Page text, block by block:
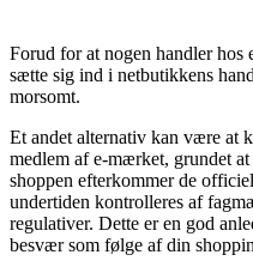
Forud for at nogen handler
sætte sig ind i netbutikkens
morsomt.
Et andet alternativ kan være at
medlem af e-mærket, grundet
shoppen efterkommer de
undertiden kontrolleres af
regulativer. Dette er en god
besvær som følge af din